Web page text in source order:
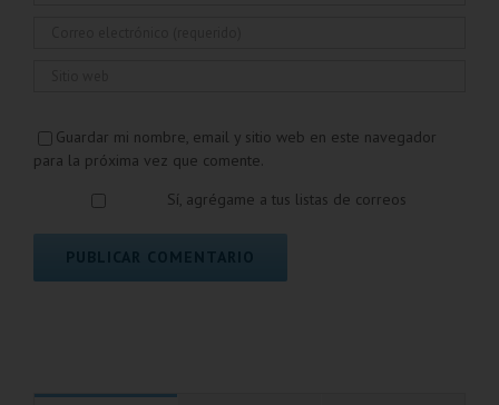
Guardar mi nombre, email y sitio web en este navegador
para la próxima vez que comente.
Sí, agrégame a tus listas de correos